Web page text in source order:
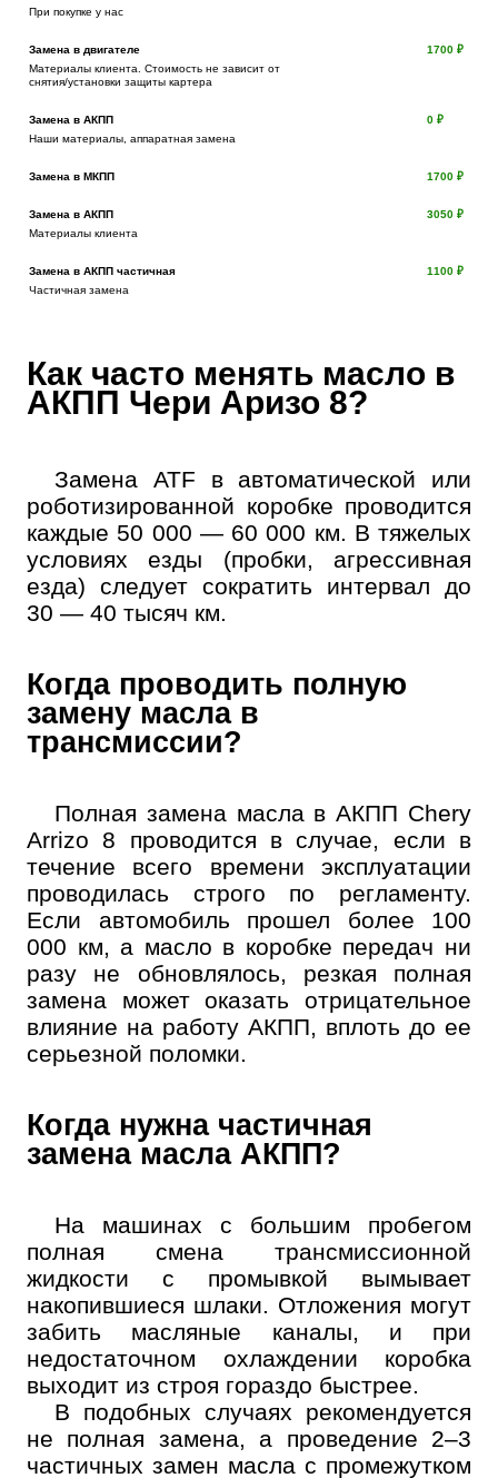
При покупке у нас
Замена в двигателе
Материалы клиента. Стоимость не зависит от
снятия/установки защиты картера
1700 ₽
Замена в АКПП
Наши материалы, аппаратная замена
0 ₽
Замена в МКПП 1700 ₽
Замена в АКПП
Материалы клиента
3050 ₽
Замена в АКПП частичная
Частичная замена
1100 ₽
Как часто менять масло в
АКПП Чери Аризо 8?
Замена ATF в автоматической или
роботизированной коробке проводится
каждые 50 000 — 60 000 км. В тяжелых
условиях езды (пробки, агрессивная
езда) следует сократить интервал до
30 — 40 тысяч км.
Когда проводить полную
замену масла в
трансмиссии?
Полная замена масла в АКПП Chery
Arrizo 8 проводится в случае, если в
течение всего времени эксплуатации
проводилась строго по регламенту.
Если автомобиль прошел более 100
000 км, а масло в коробке передач ни
разу не обновлялось, резкая полная
замена может оказать отрицательное
влияние на работу АКПП, вплоть до ее
серьезной поломки.
Когда нужна частичная
замена масла АКПП?
На машинах с большим пробегом
полная смена трансмиссионной
жидкости с промывкой вымывает
накопившиеся шлаки. Отложения могут
забить масляные каналы, и при
недостаточном охлаждении коробка
выходит из строя гораздо быстрее.
В подобных случаях рекомендуется
не полная замена, а проведение 2–3
частичных замен масла с промежутком